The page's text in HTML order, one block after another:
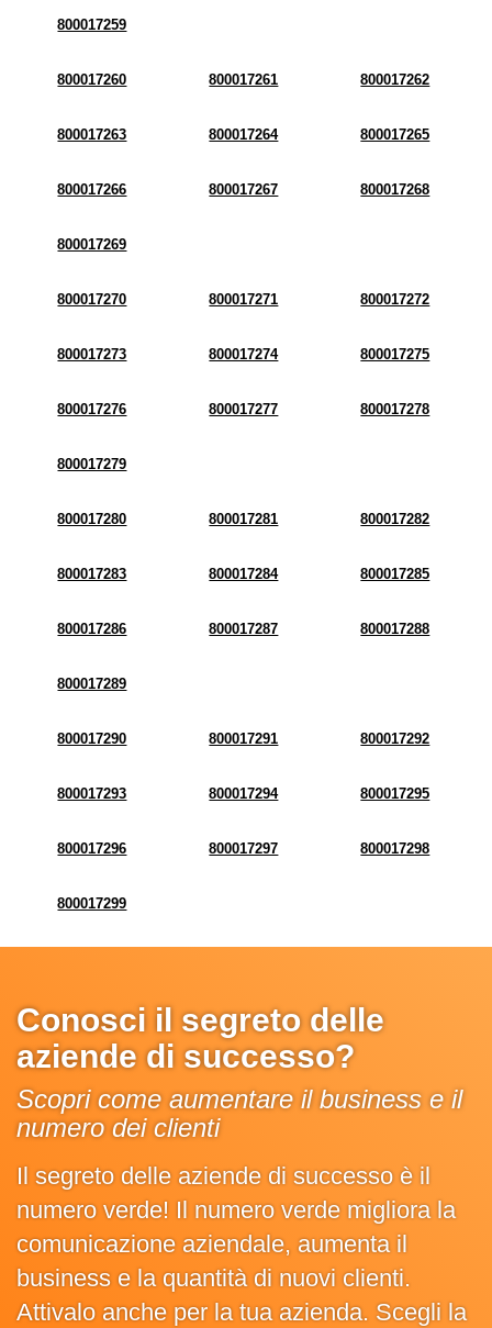
800017259
800017260 800017261 800017262
800017263 800017264 800017265
800017266 800017267 800017268
800017269
800017270 800017271 800017272
800017273 800017274 800017275
800017276 800017277 800017278
800017279
800017280 800017281 800017282
800017283 800017284 800017285
800017286 800017287 800017288
800017289
800017290 800017291 800017292
800017293 800017294 800017295
800017296 800017297 800017298
800017299
Conosci il segreto delle
aziende di successo?
Scopri come aumentare il business e il
numero dei clienti
Il segreto delle aziende di successo è il
numero verde! Il numero verde migliora la
comunicazione aziendale, aumenta il
business e la quantità di nuovi clienti.
Attivalo anche per la tua azienda. Scegli la